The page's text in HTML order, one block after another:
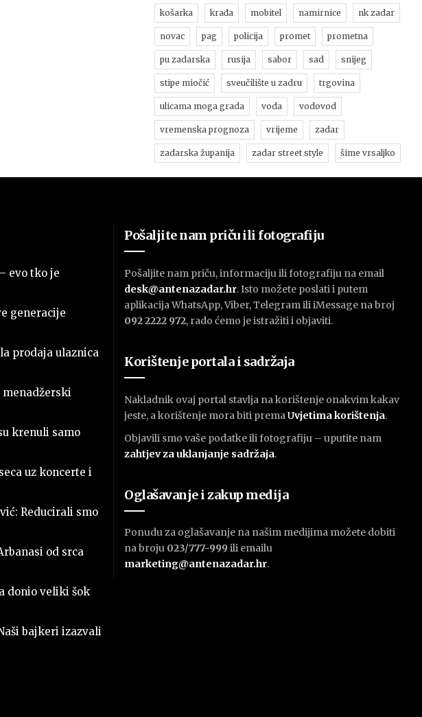
košarka krađa mobitel namirnice nk zadar
novac pag policija promet prometna
pu zadarska rusija sabor sad snijeg
stipe miočić sveučilište u zadru trgovina
ulicama moga grada voda vodovod
vremenska prognoza vrijeme zadar
zadarska županija zadar street style šime vrsaljko
evo tko je
generacije
prodaja ulaznica
menadžerski
krenuli samo
uz koncerte i
Reducirali smo
od srca
donio veliki šok
bajkeri izazvali
Pošaljite nam priču ili fotografiju
Pošaljite nam priču, informaciju ili fotografiju na email
desk@antenazadar.hr. Isto možete poslati i putem
aplikacija WhatsApp, Viber, Telegram ili iMessage na broj
092 2222 972, rado ćemo je istražiti i objaviti.
Korištenje portala i sadržaja
Nakladnik ovaj portal stavlja na korištenje onakvim kakav
jeste, a korištenje mora biti premaUvjetima korištenja.
Objavili smo vaše podatke ili fotografiju – uputite nam
zahtjev za uklanjanje sadržaja.
Oglašavanje i zakup medija
Ponudu za oglašavanje na našim medijima možete dobiti
na broju 023/777-999 ili emailu
marketing@antenazadar.hr.